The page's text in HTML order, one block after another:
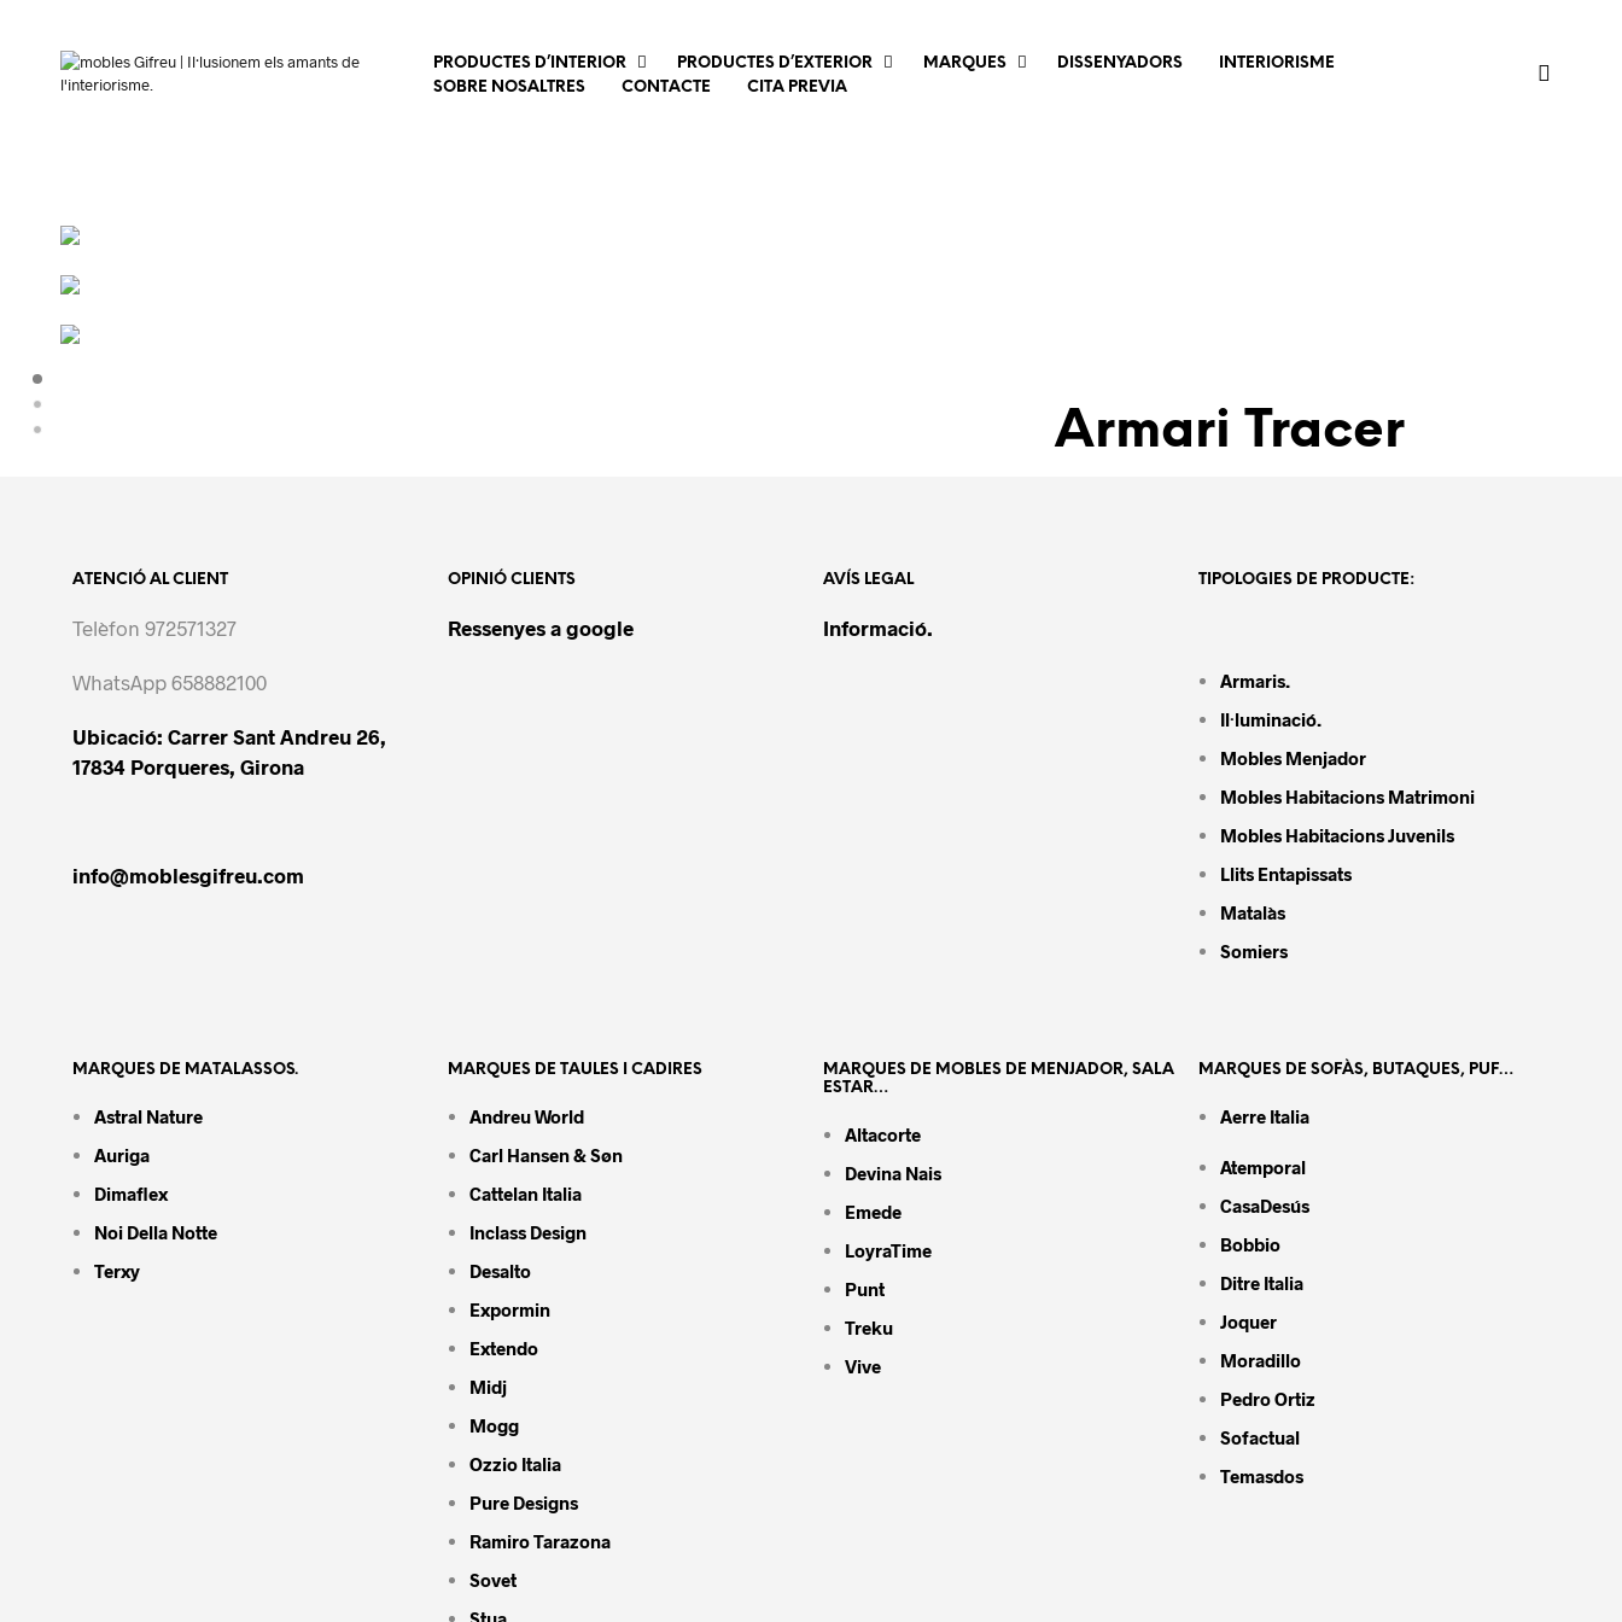
PRODUCTES D’INTERIOR PRODUCTES D’EXTERIOR MARQUES DISSENYADORS
INTERIORISME
SOBRE NOSALTRES
CONTACTE CITA PREVIA
Armari Tracer
Possibilitat de realitzar el producte a mida especial o bé
ARMARIS, ARMARIS A MIDA,ARMARIS PORTES CORREDISSES
LÍNIA RECTA,MOBLE,MODERN
ATENCIÓ AL CLIENT
Telèfon 972571327
WhatsApp 658882100
Ubicació: Carrer Sant Andreu 26,
17834 Porqueres, Girona
info@moblesgifreu.com
OPINIÓ CLIENTS
Ressenyes a google
AVÍS LEGAL
Informació.
TIPOLOGIES DE PRODUCTE:
Armaris.
Il·luminació.
Mobles Menjador
Mobles Habitacions Matrimoni
Mobles Habitacions Juvenils
Llits Entapissats
Matalàs
Somiers
MARQUES DE MATALASSOS.
Astral Nature
Auriga
Dimaflex
Noi Della Notte
Terxy
MARQUES DE TAULES I CADIRES
Andreu World
Carl Hansen & Søn
Cattelan Italia
Inclass Design
Desalto
Expormin
Extendo
Midj
Mogg
Ozzio Italia
Pure Designs
Ramiro Tarazona
Sovet
MARQUES DE MOBLES DE MENJADOR, SALA
ESTAR…
Altacorte
Devina Nais
Emede
LoyraTime
Punt
Treku
Vive
MARQUES DE SOFÀS, BUTAQUES, PUF…
Aerre Italia
Atemporal
CasaDesús
Bobbio
Ditre Italia
Joquer
Moradillo
Pedro Ortiz
Sofactual
Temasdos